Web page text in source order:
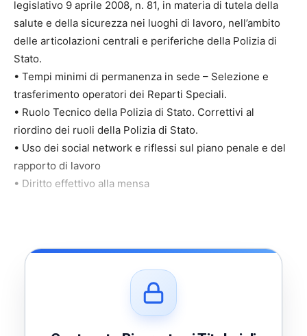
legislativo 9 aprile 2008, n. 81, in materia di tutela della
salute e della sicurezza nei luoghi di lavoro, nell’ambito
delle articolazioni centrali e periferiche della Polizia di
Stato.
• Tempi minimi di permanenza in sede – Selezione e
trasferimento operatori dei Reparti Speciali.
• Ruolo Tecnico della Polizia di Stato. Correttivi al
riordino dei ruoli della Polizia di Stato.
• Uso dei social network e riflessi sul piano penale e del
rapporto di lavoro
• Diritto effettivo alla mensa